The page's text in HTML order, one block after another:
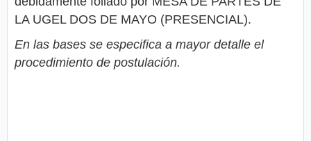
LA UGEL DOS DE MAYO (PRESENCIAL).
En las bases se especifica a mayor detalle el
procedimiento de postulación.